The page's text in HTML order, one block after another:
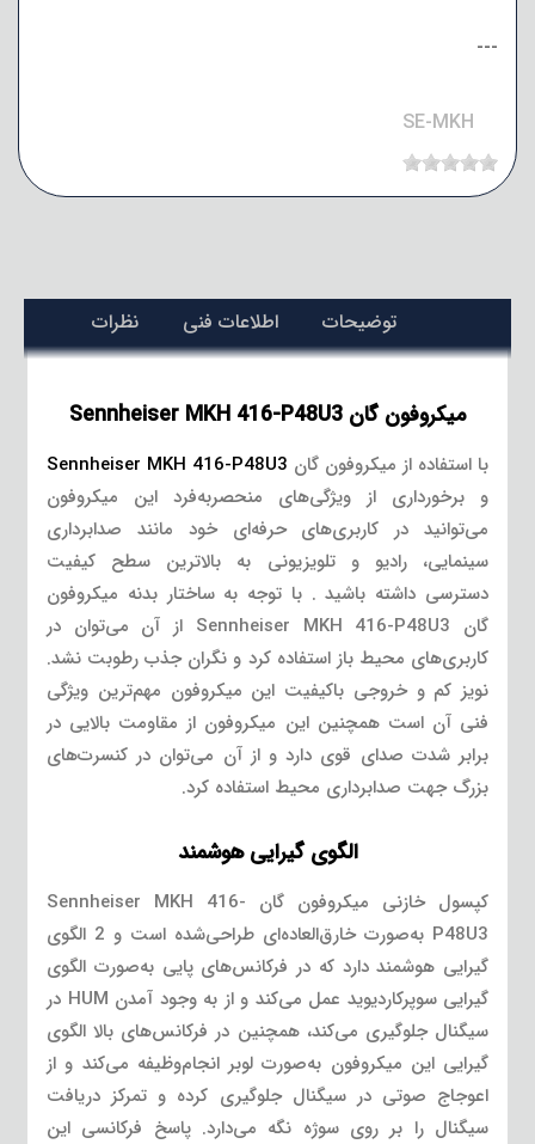
---
SE-MKH
توضیحات اطلاعات فنی نظرات
میکروفون گان Sennheiser MKH 416-P48U3
با استفاده از میکروفون گان Sennheiser MKH 416-P48U3
و برخورداری از ویژگی‌های منحصربه‌فرد این میکروفون
می‌توانید در کاربری‌های حرفه‌ای خود مانند صدابرداری
سینمایی، رادیو و تلویزیونی به بالاترین سطح کیفیت
دسترسی داشته باشید . با توجه به ساختار بدنه میکروفون
گان Sennheiser MKH 416-P48U3 از آن می‌توان در
کاربری‌های محیط باز استفاده کرد و نگران جذب رطوبت نشد.
نویز کم و خروجی باکیفیت این میکروفون مهم‌ترین ویژگی
فنی آن است همچنین این میکروفون از مقاومت بالایی در
برابر شدت صدای قوی دارد و از آن می‌توان در کنسرت‌های
بزرگ جهت صدابرداری محیط استفاده کرد.
الگوی گیرایی هوشمند
کپسول خازنی میکروفون گان Sennheiser MKH 416-
P48U3 به‌صورت خارق‌العاده‌ای طراحی‌شده است و 2 الگوی
گیرایی هوشمند دارد که در فرکانس‌های پایی به‌صورت الگوی
گیرایی سوپرکاردیوید عمل می‌کند و از به وجود آمدن HUM در
سیگنال جلوگیری می‌کند، همچنین در فرکانس‌های بالا الگوی
گیرایی این میکروفون به‌صورت لوبر انجام‌وظیفه می‌کند و از
اعوجاج صوتی در سیگنال جلوگیری کرده و تمرکز دریافت
سیگنال را بر روی سوژه نگه می‌دارد. پاسخ فرکانسی این